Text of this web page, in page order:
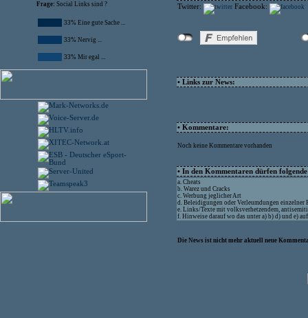
Frage: Social Links sind ?
33% Eine gute Sache ...
33% Nervig ...
33% Mir egal ...
Twitter:
Facebook:
• Links zur News:
• Kommentare:
Noch keine Kommentare vorhanden
• In den Kommentaren dürfen
a. Cheats
b. Warez und Cracks
c. Werbung jeglicher Art
d. Beleidigungen oder Verleumdungen einzelner
e. Links/Texte mit volksverhetzendem,
f. Hinweise darauf wo das unter a) b) d) und e)
Die News ist nicht mehr aktuell neue